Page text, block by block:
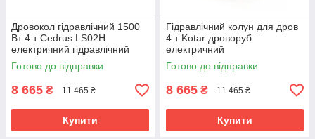
Дровокол гідравлічний 1500
Вт 4 т Cedrus LS02H
електричний гідравлічний
дровокол
Готово до відправки
8 665 ₴ 11 465 ₴
Купити
Гідравлічний колун для дров
4 т Kotar дроворуб
електричний
Готово до відправки
8 665 ₴ 11 465 ₴
Купити